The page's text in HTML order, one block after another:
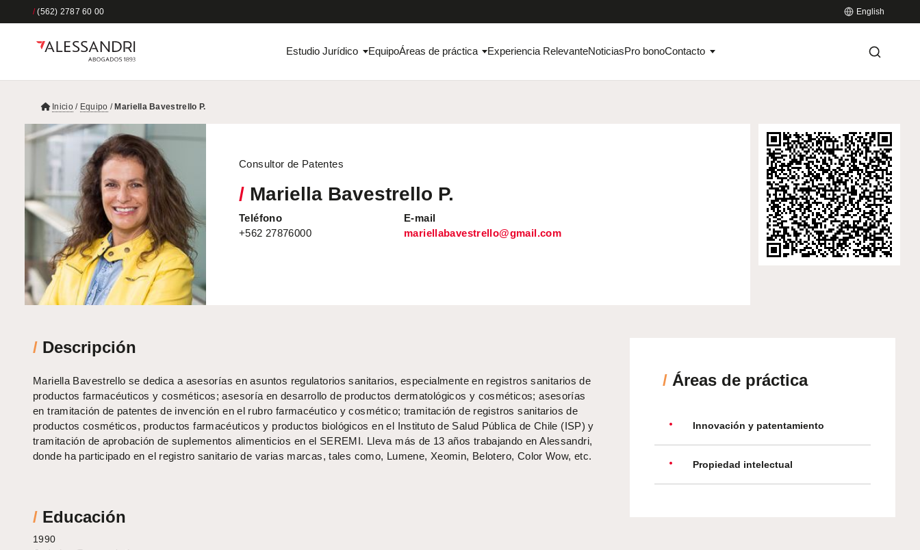
/(562) 2787 60 00 English
Estudio Jurídico EquipoÁreas de práctica Experiencia RelevanteNoticiasPro bonoContacto
Inicio/ Equipo /Mariella Bavestrello P.
Consultor de Patentes
/ Mariella Bavestrello P.
Teléfono
+562 27876000
E-mail
mariellabavestrello@gmail.com
/ Descripción
Mariella Bavestrello se dedica a asesorías en asuntos regulatorios sanitarios, especialmente en registros sanitarios de
productos farmacéuticos y cosméticos; asesoría en desarrollo de productos dermatológicos y cosméticos; asesorías
en tramitación de patentes de invención en el rubro farmacéutico y cosmético; tramitación de registros sanitarios de
productos cosméticos, productos farmacéuticos y productos biológicos en el Instituto de Salud Pública de Chile (ISP) y
tramitación de aprobación de suplementos alimenticios en el SEREMI. Lleva más de 13 años trabajando en Alessandri,
donde ha participado en el registro sanitario de varias marcas, tales como, Lumene, Xeomin, Belotero, Color Wow, etc.
/ Educación
1990
/ Áreas de práctica
Innovación y patentamiento
Propiedad intelectual